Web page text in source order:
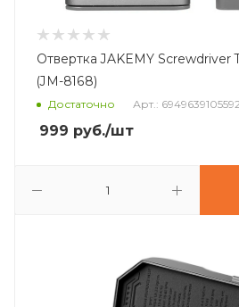
Отвертка JAKEMY Screwdriver Toolkit
(JM-8168)
Достаточно Арт.:
999 руб./шт